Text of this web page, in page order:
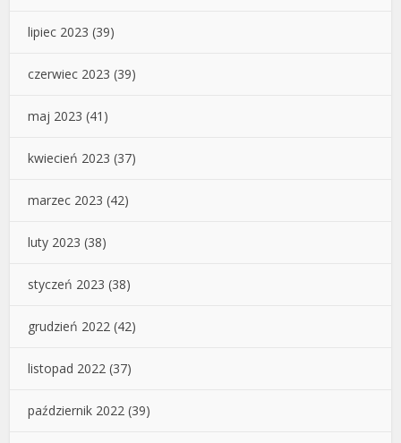
lipiec 2023 (39)
czerwiec 2023 (39)
maj 2023 (41)
kwiecień 2023 (37)
marzec 2023 (42)
luty 2023 (38)
styczeń 2023 (38)
grudzień 2022 (42)
listopad 2022 (37)
październik 2022 (39)